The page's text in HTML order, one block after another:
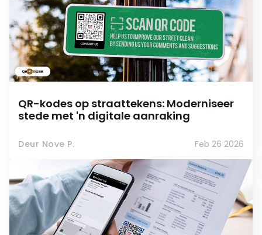
QR-kodes op straattekens: Moderniseer
stede met 'n digitale aanraking
Deur Nove P. Feb 26 2026